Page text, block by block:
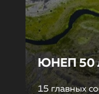
ЮНЕП 50
15 главных